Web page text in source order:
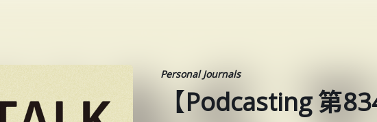
Personal Journals
【Podcasting 第